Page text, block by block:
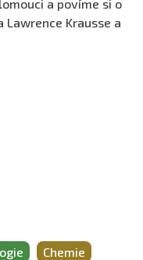
a povíme si o
Lawrence Krausse a
Chemie